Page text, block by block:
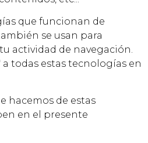
que funcionan de
se usan para
actividad de navegación.
todas estas tecnologías en
hacemos de estas
en el presente